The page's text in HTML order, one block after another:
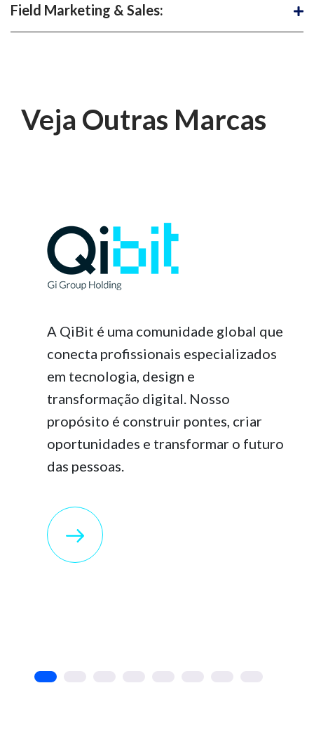
Field Marketing & Sales:
Veja Outras Marcas
A QiBit é uma comunidade global que
conecta profissionais especializados
em tecnologia, design e
transformação digital. Nosso
propósito é construir pontes, criar
oportunidades e transformar o futuro
das pessoas.